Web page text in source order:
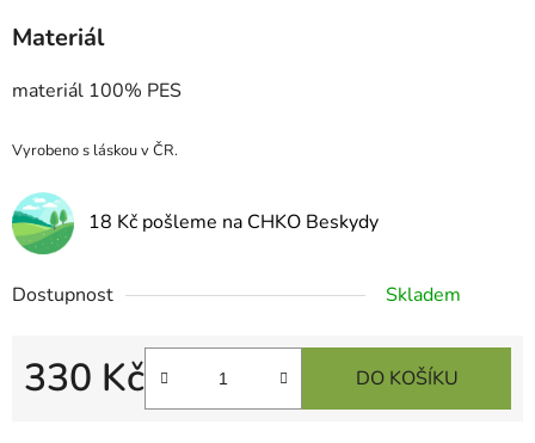
Materiál
materiál 100% PES
Vyrobeno s láskou v ČR.
18 Kč pošleme na CHKO Beskydy
Dostupnost Skladem
330 Kč DO KOŠÍKU